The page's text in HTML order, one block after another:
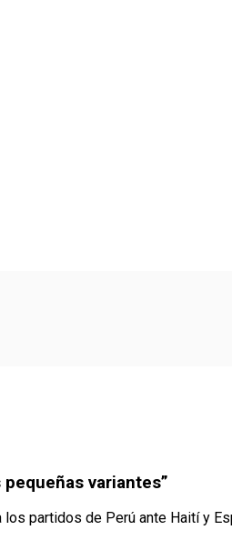
variantes”
partidos de Perú ante Haití y